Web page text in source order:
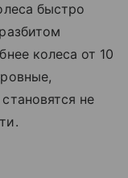
быстро
колеса от 10
не